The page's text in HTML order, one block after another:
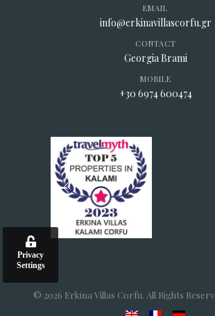
EMAIL
info@erkinavillascorfu.gr
CONTACT
Georgia Brami
MOBILE
+30 6974 600474
© 2026 Erkina Villas Corfu. All Rights
Privacy
Settings